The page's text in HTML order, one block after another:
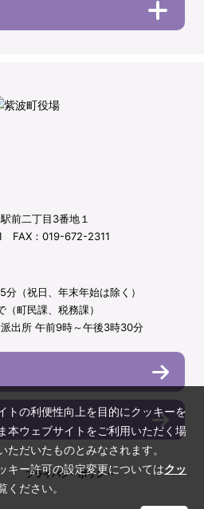
前二丁目3番地１
FAX：019-672-2311
（祝日、年末年始は除く）
町民課、税務課）
出所 午前9時～午後3時30分
プライバシーポリシー
トの利便性向上を目的にクッキーを
本ウェブサイトをご利用いただく場
だいたものとみなされます。
キー許可の設定変更についてはクッ
ください。